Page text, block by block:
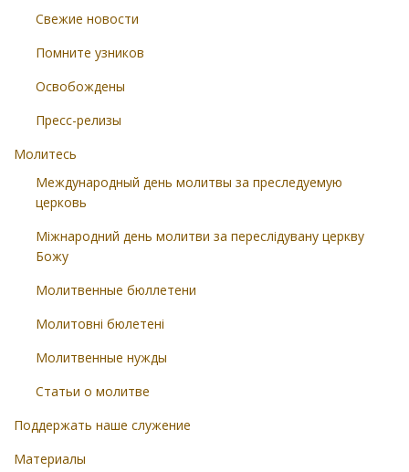
Свежие новости
Помните узников
Освобождены
Пресс-релизы
Молитесь
Международный день молитвы за преследуемую
церковь
Міжнародний день молитви за переслідувану церкву
Божу
Молитвенные бюллетени
Молитовні бюлетені
Молитвенные нужды
Статьи о молитве
Поддержать наше служение
Материалы